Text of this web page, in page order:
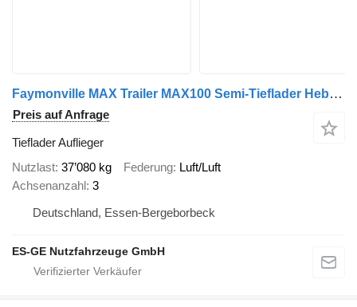
Faymonville MAX Trailer MAX100 Semi-Tieflader Hebebett
Preis auf Anfrage
Tieflader Auflieger
Nutzlast 37’080 kg Federung Luft/Luft
Achsenanzahl 3
Deutschland, Essen-Bergeborbeck
ES-GE Nutzfahrzeuge GmbH